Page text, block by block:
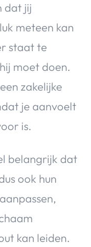
dat jij
meteen kan
staat te
moet doen.
zakelijke
je aanvoelt
is.
belangrijk dat
ook hun
kan leiden.